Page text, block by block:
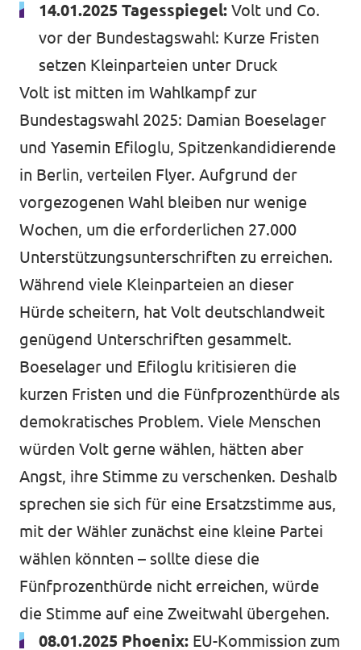
14.01.2025 Tagesspiegel: Volt und Co.
vor der Bundestagswahl: Kurze Fristen
setzen Kleinparteien unter Druck
Volt ist mitten im Wahlkampf zur
Bundestagswahl 2025: Damian Boeselager
und Yasemin Efiloglu, Spitzenkandidierende
in Berlin, verteilen Flyer. Aufgrund der
vorgezogenen Wahl bleiben nur wenige
Wochen, um die erforderlichen 27.000
Unterstützungsunterschriften zu erreichen.
Während viele Kleinparteien an dieser
Hürde scheitern, hat Volt deutschlandweit
genügend Unterschriften gesammelt.
Boeselager und Efiloglu kritisieren die
kurzen Fristen und die Fünfprozenthürde als
demokratisches Problem. Viele Menschen
würden Volt gerne wählen, hätten aber
Angst, ihre Stimme zu verschenken. Deshalb
sprechen sie sich für eine Ersatzstimme aus,
mit der Wähler zunächst eine kleine Partei
wählen könnten – sollte diese die
Fünfprozenthürde nicht erreichen, würde
die Stimme auf eine Zweitwahl übergehen.
08.01.2025 Phoenix: EU-Kommission zum